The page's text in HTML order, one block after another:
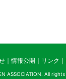
｜情報公開 ｜ リンク ｜
ASSOCIATION. All